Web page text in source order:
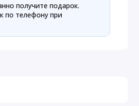
получите подарок.
по телефону при